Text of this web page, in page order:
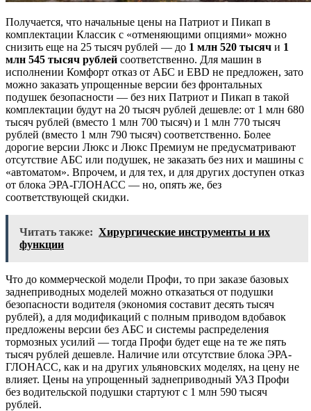
Получается, что начальные цены на Патриот и Пикап в
комплектации Классик с «отменяющими опциями» можно
снизить еще на 25 тысяч рублей — до 1 млн 520 тысяч и 1
млн 545 тысяч рублей соответственно. Для машин в
исполнении Комфорт отказ от АБС и EBD не предложен, зато
можно заказать упрощенные версии без фронтальных
подушек безопасности — без них Патриот и Пикап в такой
комплектации будут на 20 тысяч рублей дешевле: от 1 млн 680
тысяч рублей (вместо 1 млн 700 тысяч) и 1 млн 770 тысяч
рублей (вместо 1 млн 790 тысяч) соответственно. Более
дорогие версии Люкс и Люкс Премиум не предусматривают
отсутствие АБС или подушек, не заказать без них и машины с
«автоматом». Впрочем, и для тех, и для других доступен отказ
от блока ЭРА-ГЛОНАСС — но, опять же, без
соответствующей скидки.
Читать также: Хирургические инструменты и их
функции
Что до коммерческой модели Профи, то при заказе базовых
заднеприводных моделей можно отказаться от подушки
безопасности водителя (экономия составит десять тысяч
рублей), а для модификаций с полным приводом вдобавок
предложены версии без АБС и системы распределения
тормозных усилий — тогда Профи будет еще на те же пять
тысяч рублей дешевле. Наличие или отсутствие блока ЭРА-
ГЛОНАСС, как и на других ульяновских моделях, на цену не
влияет. Цены на упрощенный заднеприводный УАЗ Профи
без водительской подушки стартуют с 1 млн 590 тысяч
рублей.